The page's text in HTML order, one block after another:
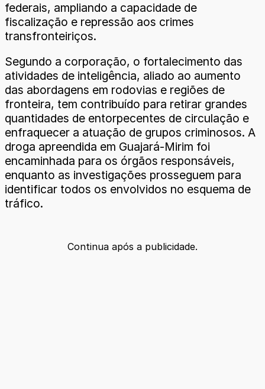
federais, ampliando a capacidade de
fiscalização e repressão aos crimes
transfronteiriços.
Segundo a corporação, o fortalecimento das
atividades de inteligência, aliado ao aumento
das abordagens em rodovias e regiões de
fronteira, tem contribuído para retirar grandes
quantidades de entorpecentes de circulação e
enfraquecer a atuação de grupos criminosos. A
droga apreendida em Guajará-Mirim foi
encaminhada para os órgãos responsáveis,
enquanto as investigações prosseguem para
identificar todos os envolvidos no esquema de
tráfico.
Continua após a publicidade.